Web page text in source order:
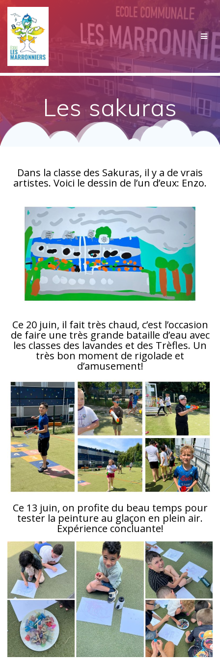
Passer
au
contenu
Les sakuras
Dans la classe des Sakuras, il y a de vrais
artistes. Voici le dessin de l’un d’eux: Enzo.
Ce 20 juin, il fait très chaud, c’est l’occasion
de faire une très grande bataille d’eau avec
les classes des lavandes et des Trèfles. Un
très bon moment de rigolade et
d’amusement!
Ce 13 juin, on profite du beau temps pour
tester la peinture au glaçon en plein air.
Expérience concluante!